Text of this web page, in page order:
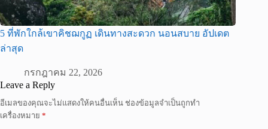
5 ที่พักใกล้เขาคิชฌกูฏ เดินทางสะดวก นอนสบาย อัปเดต
ล่าสุด
กรกฎาคม 22, 2026
Leave a Reply
อีเมลของคุณจะไม่แสดงให้คนอื่นเห็น ช่องข้อมูลจำเป็นถูกทำ
เครื่องหมาย *